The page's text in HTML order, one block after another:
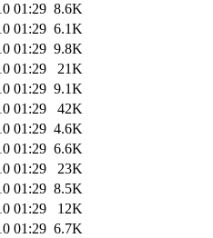
01:29 8.6K
01:29 6.1K
01:29 9.8K
01:29
21K
01:29 9.1K
01:29
42K
01:29 4.6K
01:29 6.6K
01:29
23K
01:29 8.5K
01:29
12K
01:29 6.7K